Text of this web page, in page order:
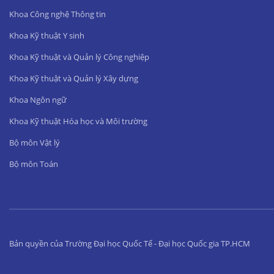
Khoa Công nghệ Thông tin
Khoa Kỹ thuật Y sinh
Khoa Kỹ thuật và Quản lý Công nghiệp
Khoa Kỹ thuật và Quản lý Xây dựng
Khoa Ngôn ngữ
Khoa Kỹ thuật Hóa học và Môi trường
Bộ môn Vật lý
Bộ môn Toán
Bản quyền của Trường Đại học Quốc Tế - Đại học Quốc gia TP.HCM